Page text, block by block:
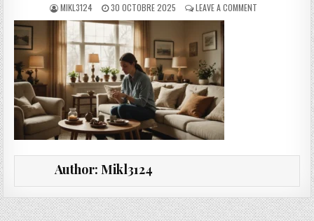
AUTHOR:
MIKL3124 PUBLISHED DATE:
30 OCTOBRE 2025 LEAVE A COMMENT ON DÉCORER
Author: Mikl3124